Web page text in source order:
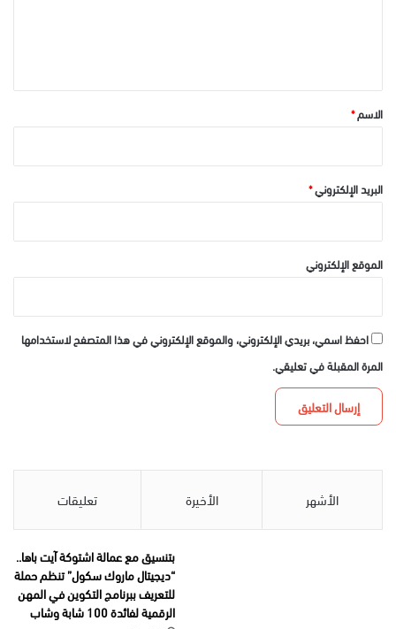
*الاسم*
البريد الإلكتروني*
الموقع الإلكتروني
احفظ اسمي، بريدي الإلكتروني، والموقع الإلكتروني في هذا المتصفح لاستخدامها
المرة المقبلة في تعليقي.
الأشهر الأخيرة تعليقات
بتنسيق مع عمالة اشتوكة آيت باها..
“ديجيتال ماروك سكول” تنظم حملة
للتعريف ببرنامج التكوين في المهن
الرقمية لفائدة 100 شابة وشاب